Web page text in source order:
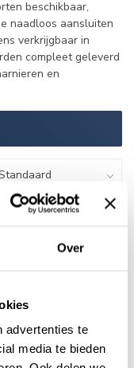
Over
advertenties te
media te bieden
beschikbaar,
naadloos aansluiten
verkrijgbaar in
compleet geleverd
en
hekwerk